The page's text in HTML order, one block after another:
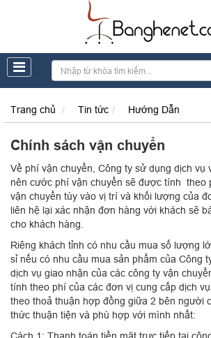
Trang chủ Tin tức Hướng Dẫn
Chính sách vận chuyển
Về phí vận chuyển, Công ty sử dụng dịch vụ
nên cước phí vận chuyển sẽ được tính theo
vận chuyển tùy vào vị trí và khối lượng của
liên hệ lại xác nhận đơn hàng với khách sẽ
cho khách hàng.
Riêng khách tỉnh có nhu cầu mua số lượng
sỉ nếu có nhu cầu mua sản phẩm của Công
dịch vụ giao nhận của các công ty vận
tính theo phí của các đơn vị cung cấp dịch
theo thoả thuận hợp đồng giữa 2 bên người
thức thuận tiện và phù hợp với mình nhất: